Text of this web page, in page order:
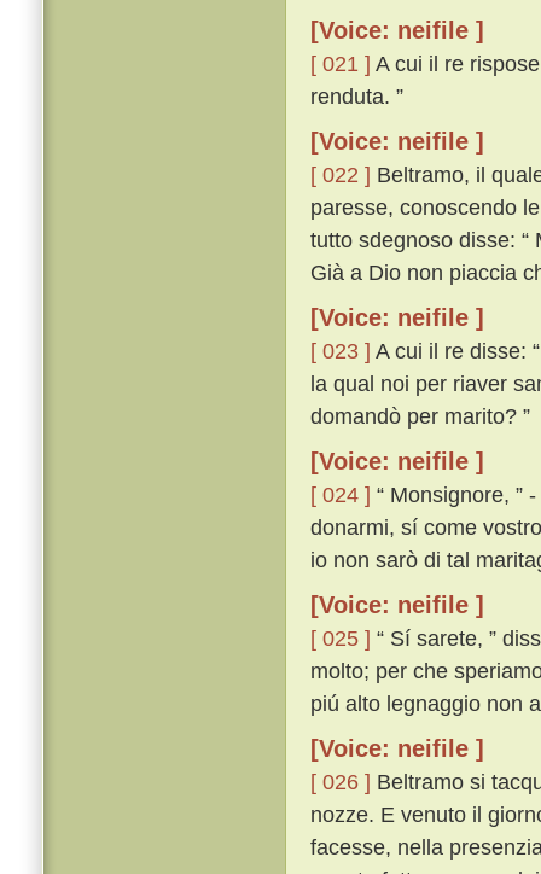
[Voice: neifile ]
[ 021 ] A cui il re
renduta. ”
[Voice: neifile ]
[ 022 ] Beltramo, il
paresse, conoscendo
tutto sdegnoso disse:
Già a Dio non piaccia
[Voice: neifile ]
[ 023 ] A cui il re disse:
la qual noi per riaver
domandò per marito? ”
[Voice: neifile ]
[ 024 ] “ Monsignore, ”
donarmi, sí come
io non sarò di tal
[Voice: neifile ]
[ 025 ] “ Sí sarete, ”
molto; per che
piú alto legnaggio non
[Voice: neifile ]
[ 026 ] Beltramo si
nozze. E venuto il
facesse, nella